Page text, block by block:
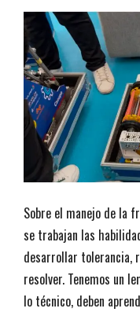
Sobre el manejo de la
se trabajan las
desarrollar tolerancia,
resolver. Tenemos un
lo técnico, deben